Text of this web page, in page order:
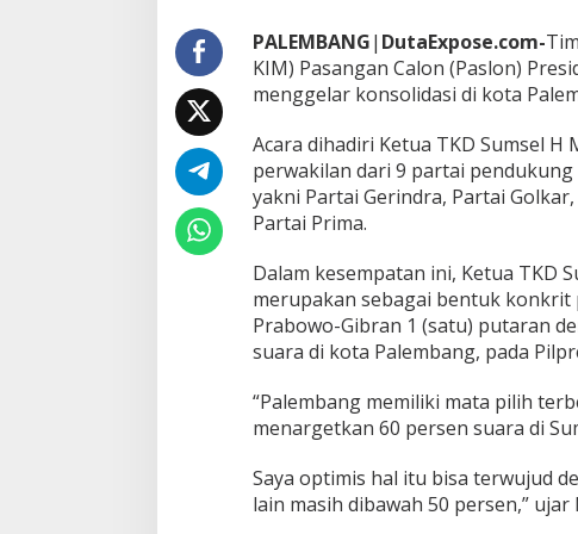
o
n
s
l
i
d
a
s
d
K
o
t
P
a
l
m
b
PALEMBANG| DutaExpose.com-
KIM) Pasangan Calon (Paslon)
menggelar konsolidasi di kota
Acara dihadiri Ketua TKD Sumsel H
perwakilan dari 9 partai
yakni Partai Gerindra, Partai
Partai Prima.
Dalam kesempatan ini, Ketua TKD
merupakan sebagai bentuk
Prabowo-Gibran 1 (satu) putaran
suara di kota Palembang, pada
“Palembang memiliki mata pilih
menargetkan 60 persen suara di
Saya optimis hal itu bisa terwujud
lain masih dibawah 50 persen,” ujar